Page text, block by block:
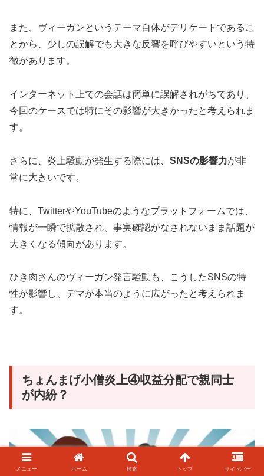
また、ヴィーガンというテーマ自体がデリケートであるこ
とから、少しの誤解でも大きな反響を呼びやすいという特
徴があります。
インターネット上での会話は簡単に誤解されがちであり、
今回のケースでは特にその影響が大きかったと考えられま
す。
さらに、炎上騒動が発生する際には、 SNSの影響力が非
常に大きいです。
特に、TwitterやYouTubeのようなプラットフォームでは、
情報が一瞬で拡散され、事実確認がなされないまま話題が
大きくなる傾向があります。
ひき肉さんのヴィーガン発言騒動も、こうしたSNSの特
性が影響し、デマが本当のように広がったと考えられま
す。
ちょんまげ小僧炎上④収益分配で親同士
が内紛？
メニュー ホーム 検索 トップ サイドバー